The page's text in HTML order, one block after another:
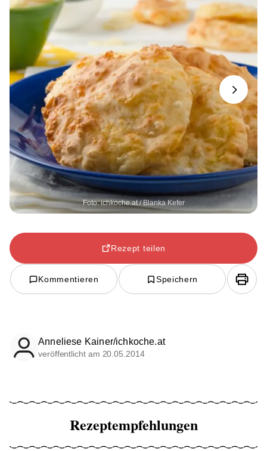
Foto: ichkoche.at / Blanka Kefer
Next
Rezept teilen
Kommentieren Speichern
Anneliese Kainer/ichkoche.at
veröffentlicht am 20.05.2014
Rezeptempfehlungen